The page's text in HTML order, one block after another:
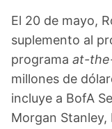
El 20 de mayo,
suplemento al
programa at-
millones de
incluye a BofA
Morgan Stanley,